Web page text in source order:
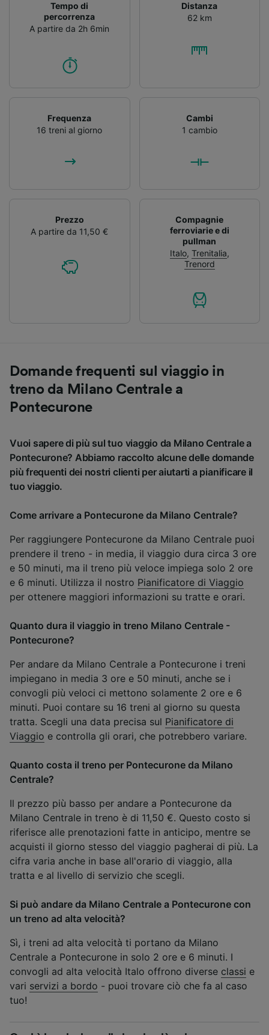
Tempo di
percorrenza
A partire da 2h 6min
Distanza
62 km
Frequenza
16 treni al giorno
Cambi
1 cambio
Prezzo
A partire da 11,50 €
Compagnie
ferroviarie e di
pullman
Italo, Trenitalia,
Trenord
Domande frequenti sul viaggio in
treno da Milano Centrale a
Pontecurone
Vuoi sapere di più sul tuo viaggio da Milano Centrale a
Pontecurone? Abbiamo raccolto alcune delle domande
più frequenti dei nostri clienti per aiutarti a pianificare il
tuo viaggio.
Come arrivare a Pontecurone da Milano Centrale?
Per raggiungere Pontecurone da Milano Centrale puoi
prendere il treno - in media, il viaggio dura circa 3 ore
e 50 minuti, ma il treno più veloce impiega solo 2 ore
e 6 minuti. Utilizza il nostro Pianificatore di Viaggio
per ottenere maggiori informazioni su tratte e orari.
Quanto dura il viaggio in treno Milano Centrale -
Pontecurone?
Per andare da Milano Centrale a Pontecurone i treni
impiegano in media 3 ore e 50 minuti, anche se i
convogli più veloci ci mettono solamente 2 ore e 6
minuti. Puoi contare su 16 treni al giorno su questa
tratta. Scegli una data precisa sul Pianificatore di
Viaggio e controlla gli orari, che potrebbero variare.
Quanto costa il treno per Pontecurone da Milano
Centrale?
Il prezzo più basso per andare a Pontecurone da
Milano Centrale in treno è di 11,50 €. Questo costo si
riferisce alle prenotazioni fatte in anticipo, mentre se
acquisti il giorno stesso del viaggio pagherai di più. La
cifra varia anche in base all'orario di viaggio, alla
tratta e al livello di servizio che scegli.
Si può andare da Milano Centrale a Pontecurone con
un treno ad alta velocità?
Sì, i treni ad alta velocità ti portano da Milano
Centrale a Pontecurone in solo 2 ore e 6 minuti. I
convogli ad alta velocità Italo offrono diverse classi e
vari servizi a bordo - puoi trovare ciò che fa al caso
tuo!